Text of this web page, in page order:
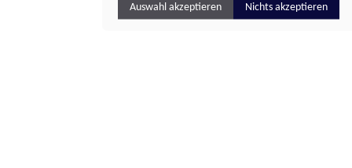
Auswahl akzeptieren Nichts akzeptieren